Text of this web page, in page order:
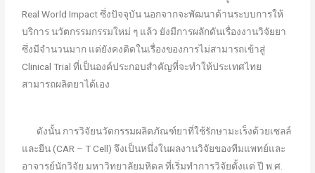
Real World Impact ซึ่งปัจจุบัน นอกจากจะพัฒนาด้านระบบการให้
บริการ นวัตกรรมกรรมใหม่ ๆ แล้ว ยังมีการผลักดันเรื่องงานวิจัยยา
ซึ่งมีจำนวนมาก แต่ยังคงติดในเรื่องของการไม่สามารถเข้าสู่
Clinical Trial ที่เป็นองค์ประกอบสำคัญที่จะทำให้ประเทศไทย
สามารถผลิตยาได้เอง
ดังนั้น การวิจัยนวัตกรรมผลิตภัณฑ์ยาที่ใช้รักษามะเร็งด้วยเซลล์
และยีน (CAR – T Cell) จึงเป็นหนึ่งในผลงานวิจัยของทีมแพทย์และ
อาจารย์นักวิจัย มหาวิทยาลัยมหิดล ที่เริ่มทำการวิจัยตั้งแต่ ปี พ.ศ.